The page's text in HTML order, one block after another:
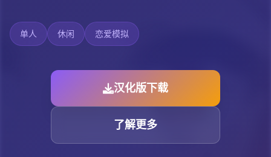
单人 休闲 恋爱模拟
汉化版下载
了解更多